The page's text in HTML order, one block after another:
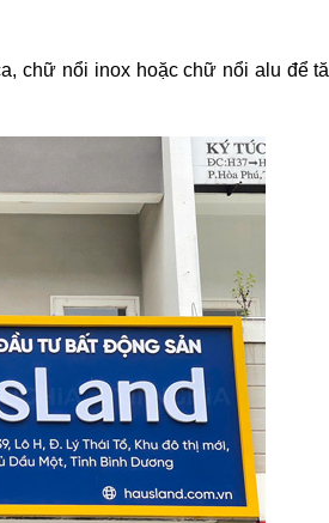
chữ nổi inox hoặc chữ nổi alu để